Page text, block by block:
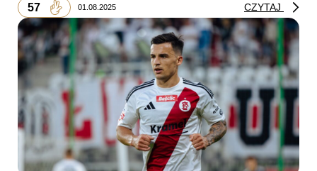
57 01.08.2025 CZYTAJ